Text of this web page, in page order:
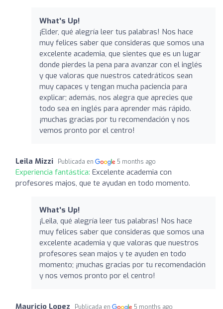
What's Up!
¡Elder, qué alegría leer tus palabras! Nos hace
muy felices saber que consideras que somos una
excelente academia, que sientes que es un lugar
donde pierdes la pena para avanzar con el inglés
y que valoras que nuestros catedráticos sean
muy capaces y tengan mucha paciencia para
explicar; además, nos alegra que aprecies que
todo sea en inglés para aprender más rápido.
¡muchas gracias por tu recomendación y nos
vemos pronto por el centro!
Leila Mizzi Publicada en 5 months ago
Experiencia fantástica: Excelente academia con
profesores majos, que te ayudan en todo momento.
What's Up!
¡Leila, qué alegría leer tus palabras! Nos hace
muy felices saber que consideras que somos una
excelente academia y que valoras que nuestros
profesores sean majos y te ayuden en todo
momento; ¡muchas gracias por tu recomendación
y nos vemos pronto por el centro!
Mauricio Lopez Publicada en 5 months ago